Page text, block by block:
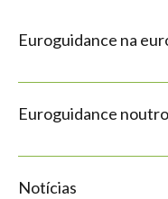
Euroguidance na
Euroguidance
Notícias